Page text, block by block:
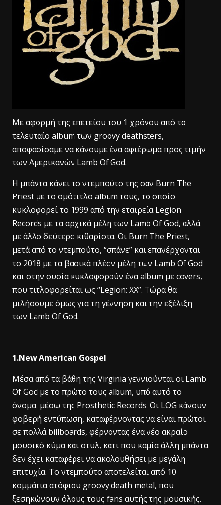
Με αφορμή της επετείου του 1 χρόνου από το
τελευταίο album των groovy deathsters,
αποφασίσαμε να κάνουμε ένα αφιέρωμα προς τιμήν
των Αμερικανών Lamb Of God.
Η μπάντα κάνει το ντεμπούτο της σαν Burn The
Priest με το ομότιτλο album τους, το οποίο
κυκλοφορεί το 1999 από την εταιρεία Legion
Records με τα αρχικά μέλη των Lamb Of God, αλλά
με άλλο δεύτερο κιθαρίστα. Οι Burn The Priest,
μετά από το ντεμπούτο, “σπάνε” και επανέρχονται
το 2018 με τα βασικά πλέον μέλη των Lamb Of God
και στην ουσία κυκλοφορούν ένα album με covers,
που τιτλοφορείται ως “Legion: XX”. Τώρα θα
μιλήσουμε όμως για τη γέννηση και την εξέλιξη
των Lamb Of God.
1.New American Gospel
Μέσα από τα βάθη της Virginia γεννιούνται οι Lamb
Of God με το πρώτο τους album, υπό αυτό το
όνομα, μέσω της Prosthetic Records. Οι LOG κάνουν
φοβερή εντύπωση, καταφέρνοντας να είναι πρώτοι
σε πολλά billboards, φέρνοντας ένα νέο ακραίο
μουσικό κύμα και στυλ, κάτι που καμία άλλη μπάντα
δεν έχει καταφέρει να ακολουθήσει με μεγάλη
επιτυχία. Το ντεμπούτο αποτελείται από 10
κομμάτια ατόφιου groovy death metal, που
ξεσηκώνουν όλους τους fans αυτής της μουσικής.